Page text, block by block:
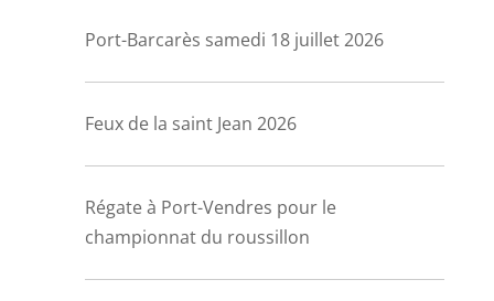
Port-Barcarès samedi 18 juillet 2026
Feux de la saint Jean 2026
Régate à Port-Vendres pour le
championnat du roussillon